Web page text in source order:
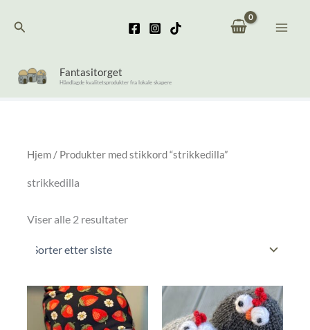
rettSøk
Fantasitorget
Håndlagde kvalitetsprodukter fra lokale skapere
Hjem / Produkter med stikkord “strikkedilla”
strikkedilla
Viser alle 2 resultaterSortert